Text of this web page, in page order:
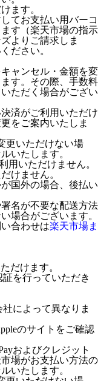
ます。
てお支払い用バーコ
す（楽天市場の指示
よりご請求しま
ださい。
ャンセル・金額を変
す。その際、手数料
ただく場合がござい
済がご利用いただけ
をご案内いたしま
更いただけない場
いたします。
用いただけません。
けません。
国外の場合、後払い
名が不要な配送方法
場合がございます。
合わせは楽天市場ま
だけます。
を行っていただき
によって異なりま
のサイトをご確認
およびクレジット
場がお支払い方法の
いたします。